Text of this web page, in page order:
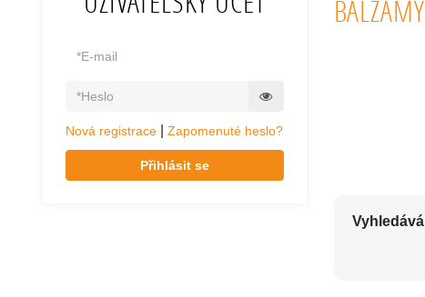
Nová registrace Zapomenuté heslo?
Přihlásit se